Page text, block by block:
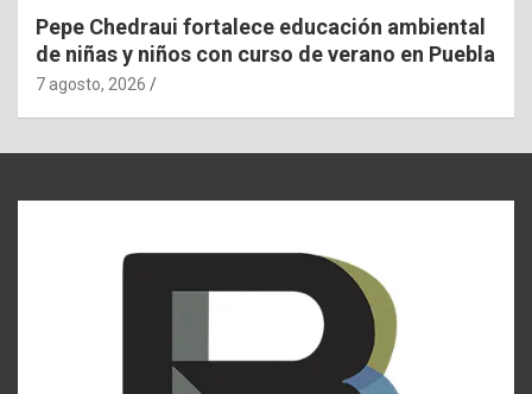
Pepe Chedraui fortalece educación ambiental
de niñas y niños con curso de verano en Puebla
7 agosto, 2026